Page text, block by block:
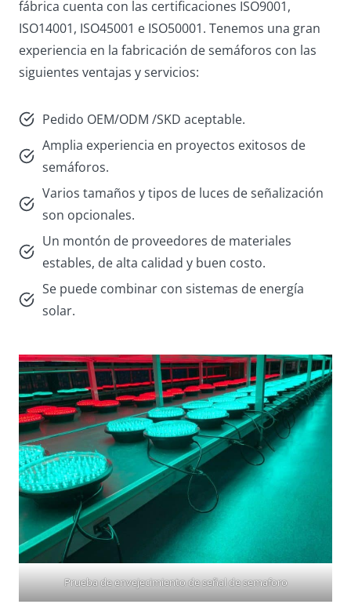
fábrica cuenta con las certificaciones ISO9001,
ISO14001, ISO45001 e ISO50001. Tenemos una gran
experiencia en la fabricación de semáforos con las
siguientes ventajas y servicios:
Pedido OEM/ODM /SKD aceptable.
Amplia experiencia en proyectos exitosos de
semáforos.
Varios tamaños y tipos de luces de señalización
son opcionales.
Un montón de proveedores de materiales
estables, de alta calidad y buen costo.
Se puede combinar con sistemas de energía
solar.
Prueba de envejecimiento de señal de semaforo